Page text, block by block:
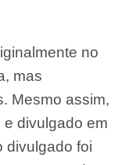
no
mas
Mesmo assim,
divulgado em
divulgado foi